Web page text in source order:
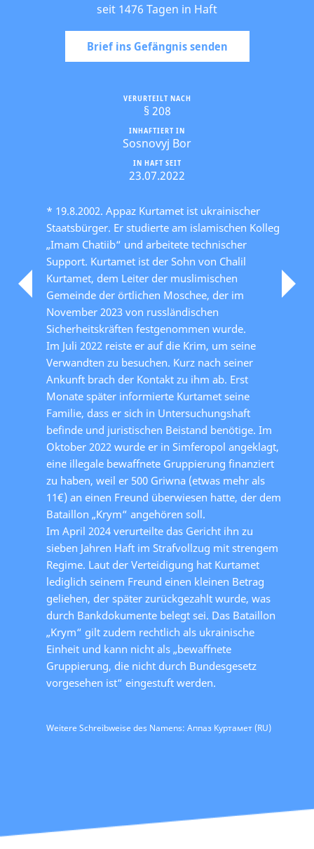
seit 1476 Tagen in Haft
Brief ins Gefängnis senden
IN HAFT SEIT
23.07.2022
INHAFTIERT IN
Sosnovyj Bor
VERURTEILT NACH
§ 208
* 19.8.2002. Appaz Kurtamet ist ukrainischer
Staatsbürger. Er studierte am islamischen Kolleg
„Imam Chatiib“ und arbeitete technischer
Support. Kurtamet ist der Sohn von Chalil
Kurtamet, dem Leiter der muslimischen
Gemeinde der örtlichen Moschee, der im
November 2023 von russländischen
Sicherheitskräften festgenommen wurde.
Im Juli 2022 reiste er auf die Krim, um seine
Verwandten zu besuchen. Kurz nach seiner
Ankunft brach der Kontakt zu ihm ab. Erst
Monate später informierte Kurtamet seine
Familie, dass er sich in Untersuchungshaft
befinde und juristischen Beistand benötige. Im
Oktober 2022 wurde er in Simferopol angeklagt,
eine illegale bewaffnete Gruppierung finanziert
zu haben, weil er 500 Griwna (etwas mehr als
11€) an einen Freund überwiesen hatte, der dem
Bataillon „Krym“ angehören soll.
Im April 2024 verurteilte das Gericht ihn zu
sieben Jahren Haft im Strafvollzug mit strengem
Regime. Laut der Verteidigung hat Kurtamet
lediglich seinem Freund einen kleinen Betrag
geliehen, der später zurückgezahlt wurde, was
durch Bankdokumente belegt sei. Das Bataillon
„Krym“ gilt zudem rechtlich als ukrainische
Einheit und kann nicht als „bewaffnete
Gruppierung, die nicht durch Bundesgesetz
vorgesehen ist“ eingestuft werden.
Weitere Schreibweise des Namens: Аппаз Куртамет (RU)